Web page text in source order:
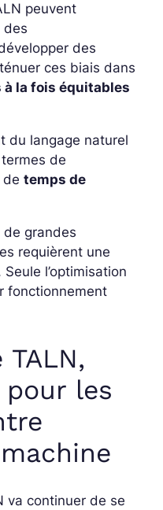
peuvent
des
des
ces biais dans
la fois équitables
du langage naturel
de
temps de
de grandes
requièrent une
l’optimisation
fonctionnement
les
va continuer de se